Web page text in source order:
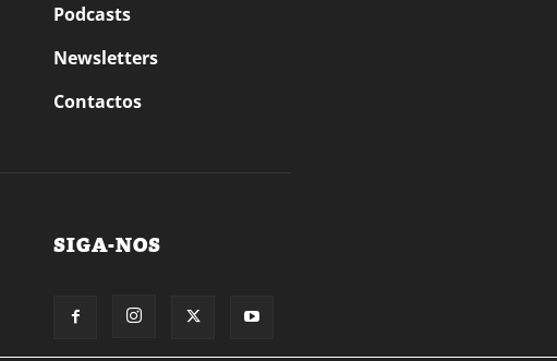
Podcasts
Newsletters
Contactos
SIGA-NOS